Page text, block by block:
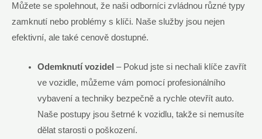
Můžete se spolehnout, že naši odborníci zvládnou různé typy
zamknutí nebo problémy s klíči. Naše služby jsou nejen
efektivní, ale také cenově dostupné.
Odemknutí vozidel – Pokud jste si nechali klíče zavřít
ve vozidle, můžeme vám pomocí profesionálního
vybavení a techniky bezpečně a rychle otevřít auto.
Naše postupy jsou šetrné k vozidlu, takže si nemusíte
dělat starosti o poškození.